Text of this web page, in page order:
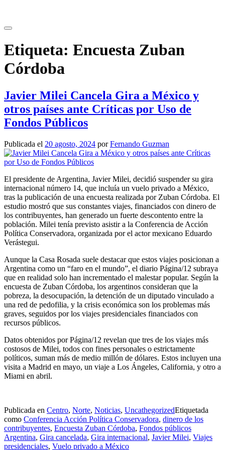
contenido
Etiqueta: Encuesta Zuban
Córdoba
Javier Milei Cancela Gira a México y
otros países ante Críticas por Uso de
Fondos Públicos
Publicada el 20 agosto, 2024 porFernando Guzman
El presidente de Argentina, Javier Milei, decidió suspender su gira
internacional número 14, que incluía un vuelo privado a México,
tras la publicación de una encuesta realizada por Zuban Córdoba. El
estudio mostró que sus constantes viajes, financiados con dinero de
los contribuyentes, han generado un fuerte descontento entre la
población. Milei tenía previsto asistir a la Conferencia de Acción
Política Conservadora, organizada por el actor mexicano Eduardo
Verástegui.
Aunque la Casa Rosada suele destacar que estos viajes posicionan a
Argentina como un “faro en el mundo”, el diario Página/12 subraya
que en realidad solo han incrementado el malestar popular. Según la
encuesta de Zuban Córdoba, los argentinos consideran que la
pobreza, la desocupación, la detención de un diputado vinculado a
una red de pedofilia, y la crisis económica son los problemas más
graves, seguidos por los viajes presidenciales financiados con
recursos públicos.
Datos obtenidos por Página/12 revelan que tres de los viajes más
costosos de Milei, todos con fines personales o estrictamente
políticos, suman más de medio millón de dólares. Estos incluyen una
visita a Madrid en mayo, un viaje a Los Ángeles, California, y otro a
Miami en abril.
Publicada en Centro, Norte, Noticias, UncathegorizedEtiquetada
como Conferencia Acción Política Conservadora, dinero de los
contribuyentes, Encuesta Zuban Córdoba, Fondos públicos
Argentina, Gira cancelada, Gira internacional, Javier Milei, Viajes
presidenciales, Vuelo privado a México